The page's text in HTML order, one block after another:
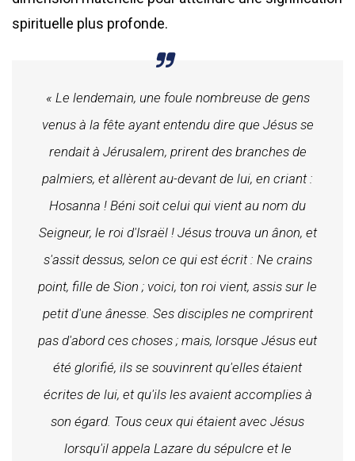
spirituelle plus profonde.
« Le lendemain, une foule nombreuse de gens
venus à la fête ayant entendu dire que Jésus se
rendait à Jérusalem, prirent des branches de
palmiers, et allèrent au-devant de lui, en criant :
Hosanna ! Béni soit celui qui vient au nom du
Seigneur, le roi d'Israël ! Jésus trouva un ânon, et
s'assit dessus, selon ce qui est écrit : Ne crains
point, fille de Sion ; voici, ton roi vient, assis sur le
petit d'une ânesse. Ses disciples ne comprirent
pas d'abord ces choses ; mais, lorsque Jésus eut
été glorifié, ils se souvinrent qu'elles étaient
écrites de lui, et qu'ils les avaient accomplies à
son égard. Tous ceux qui étaient avec Jésus
lorsqu'il appela Lazare du sépulcre et le